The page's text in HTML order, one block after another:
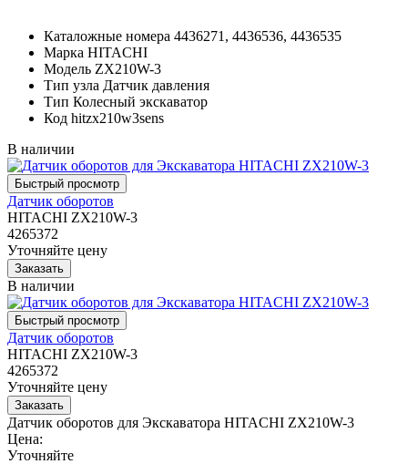
Каталожные номера 4436271, 4436536, 4436535
Марка HITACHI
Модель ZX210W-3
Тип узла Датчик давления
Тип Колесный экскаватор
Код hitzx210w3sens
В наличии
Датчик оборотов
HITACHI ZX210W-3
4265372
Уточняйте цену
В наличии
Датчик оборотов
HITACHI ZX210W-3
4265372
Уточняйте цену
Датчик оборотов для Экскаватора HITACHI ZX210W-3
Цена:
Уточняйте